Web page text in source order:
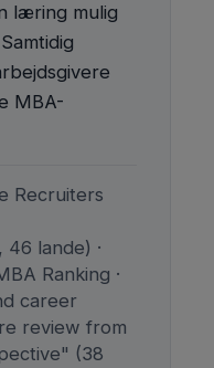
læring mulig
MBA-
Recruiters
lande) ·
Ranking ·
career
review from
(38